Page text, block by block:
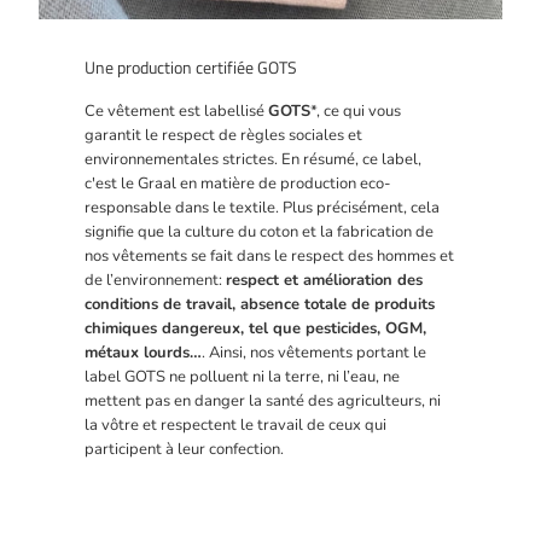
Une production certifiée GOTS
Ce vêtement est labelliséGOTS*, ce qui vous
garantit le respect de règles sociales et
environnementales strictes. En résumé, ce label,
c'est le Graal en matière de production eco-
responsable dans le textile. Plus précisément, cela
signifie que la culture du coton et la fabrication de
nos vêtements se fait dans le respect des hommes et
de l’environnement:respect et amélioration des
conditions de travail, absence totale de produits
chimiques dangereux, tel que pesticides, OGM,
métaux lourds…. Ainsi, nos vêtements portant le
label GOTS ne polluent ni la terre, ni l’eau, ne
mettent pas en danger la santé des agriculteurs, ni
la vôtre et respectent le travail de ceux qui
participent à leur confection.